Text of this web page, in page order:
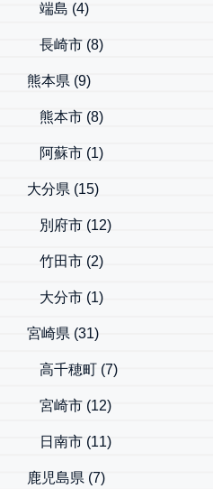
端島 (4)
長崎市 (8)
熊本県 (9)
熊本市 (8)
阿蘇市 (1)
大分県 (15)
別府市 (12)
竹田市 (2)
大分市 (1)
宮崎県 (31)
高千穂町 (7)
宮崎市 (12)
日南市 (11)
鹿児島県 (7)